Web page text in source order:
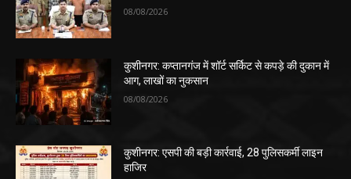
08/08/2026
कुशीनगर: कप्तानगंज में शॉर्ट सर्किट से कपड़े की दुकान में
आग, लाखों का नुकसान
08/08/2026
कुशीनगर: एसपी की बड़ी कार्रवाई, 28 पुलिसकर्मी लाइन
हाजिर